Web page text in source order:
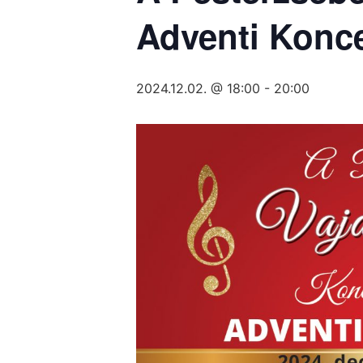
Adventi
2024.12.02. @ 18:00 - 20:00